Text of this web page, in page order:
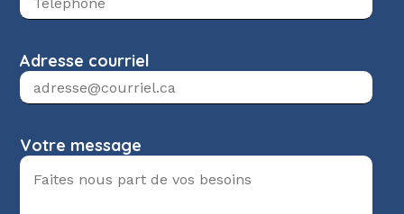
Adresse courriel
Votre message